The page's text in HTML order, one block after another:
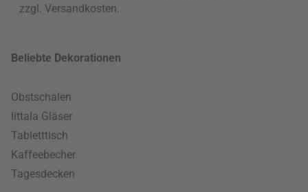
zzgl. Versandkosten
Beliebte Dekorationen
Obstschalen
Iittala Gläser
Tabletttisch
Kaffeebecher
Tagesdecken